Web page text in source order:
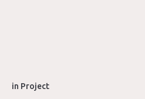
in Project